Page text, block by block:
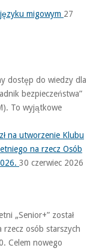
migowym 27
dostęp do wiedzy dla
bezpieczeństwa”
To wyjątkowe
na utworzenie Klubu
na rzecz Osób
30 czerwiec 2026
„Senior+” został
osób starszych
Celem nowego